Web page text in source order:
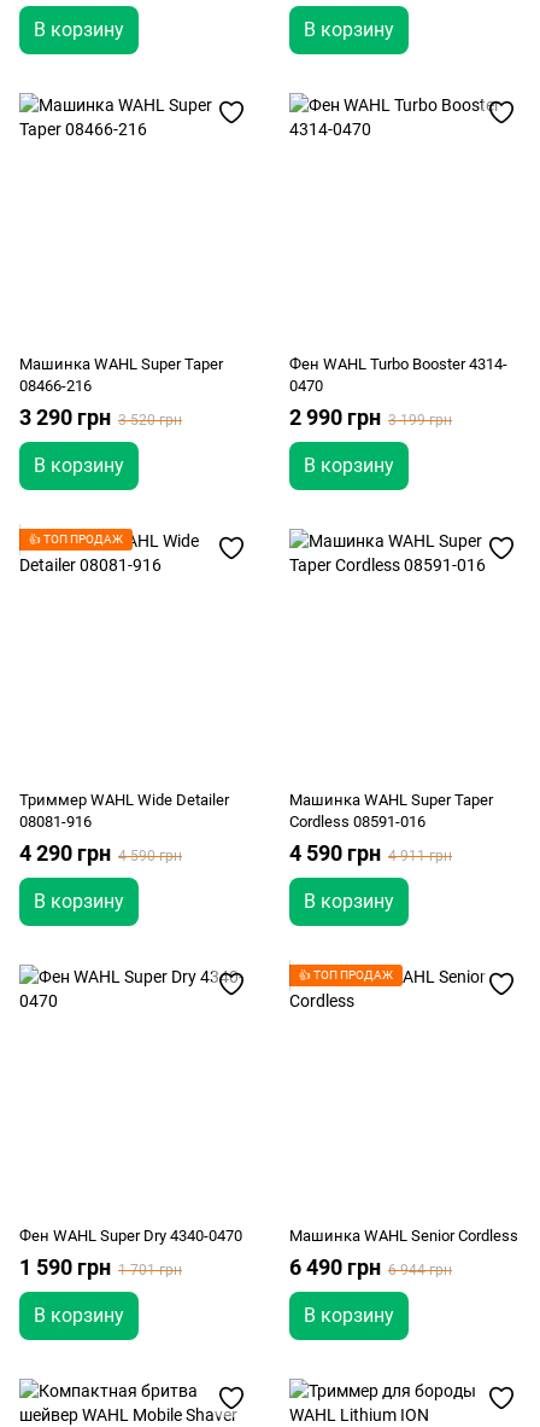
В корзину В корзину
Машинка WAHL Super Taper
08466-216
3 290 грн 3 520 грн
В корзину
Фен WAHL Turbo Booster 4314-
0470
2 990 грн 3 199 грн
В корзину
👍 ТОП ПРОДАЖ
Триммер WAHL Wide Detailer
08081-916
4 290 грн 4 590 грн
В корзину
Машинка WAHL Super Taper
Cordless 08591-016
4 590 грн 4 911 грн
В корзину
Фен WAHL Super Dry 4340-0470
1 590 грн 1 701 грн
В корзину
👍 ТОП ПРОДАЖ
Машинка WAHL Senior Cordless
6 490 грн 6 944 грн
В корзину